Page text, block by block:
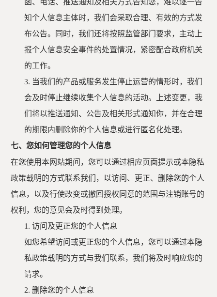
知个人信息主体时，我们会采取合理、有效的方式发
布公告。同时，我们还将按照监管部门要求，主动上
报个人信息安全事件的处置情况，紧密配合政府机关
的工作。
3. 当我们的产品或服务发生停止运营的情形时，我们
会及时停止继续收集个人信息的活动。上述变更，我
们将以推送通知、公告及相关形式通知你，并在合理
的期限内删除你的个人信息或进行匿名化处理。
七、您如何管理您的个人信息
在您使用本网站期间，您可以通过相应页面提示或本隐私
政策载明的方式联系我们，以访问、更正、删除您的个人
信息，以及行使改变或撤回授权同意的范围与注销账号的
权利，您的意见会及时得到处理。
1.访问及更正您的个人信息
如您希望访问或更正您的个人信息，您可以通过本隐
私政策载明的方式与我们联系，我们将及时响应您的
请求。
2.删除您的个人信息